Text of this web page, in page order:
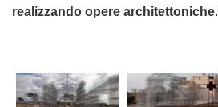
realizzando opere architettoniche.